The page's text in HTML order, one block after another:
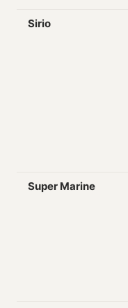
Sirio
Super Marine